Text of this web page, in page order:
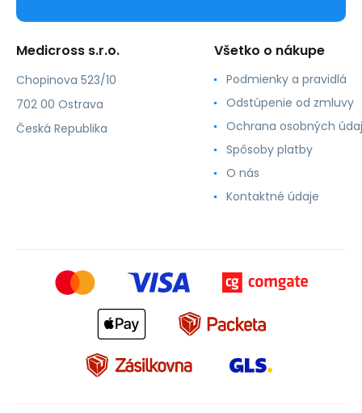
Medicross s.r.o.
Chopinova 523/10
702 00 Ostrava
Česká Republika
Všetko o nákupe
Podmienky a pravidlá
Odstúpenie od zmluvy
Ochrana osobných
Spôsoby platby
O nás
Kontaktné údaje